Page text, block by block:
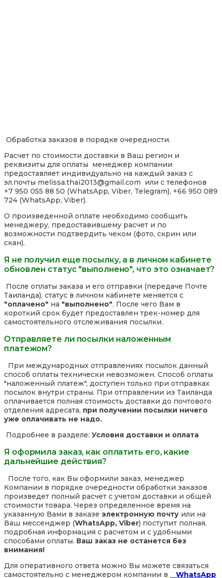
Обработка заказов в порядке очередности.
Расчет по стоимости доставки в Ваш регион и
реквизиты для оплаты менеджер компании
предоставляет индивидуально на каждый заказ с
эл.почты melissa.thai2013@gmail.com или с телефонов
+7 950 055 88 50 (WhatsApp, Viber, Telegram), +66 950 089
724 (WhatsApp, Viber).
О произведенной оплате необходимо сообщить
менеджеру, предоставившему расчет и по
возможности подтвердить чеком (фото, скрин или
скан).
Я не получил еще посылку, а в личном кабинете
обновлен статус "выполнено", что это означает?
После оплаты заказа и его отправки (передаче Почте
Таиланда), статус в личном кабинете меняется с
"оплачено" на "выполнено". После чего Вам в
короткий срок будет предоставлен трек-номер для
самостоятельного отслеживания посылки.
Отправляете ли посылки наложенным
платежом?
При международных отправлениях посылок данный
способ оплаты технически невозможен. Способ оплаты
"наложенный платеж", доступен только при отправках
посылок внутри страны. При отправлении из Таиланда
оплачивается полная стоимость доставки до почтового
отделения адресата, при получении посылки ничего
уже оплачивать не надо.
Подробнее в разделе: Условия доставки и оплата
Я оформила заказ, как оплатить его, какие
дальнейшие действия?
После того, как Вы оформили заказ, менеджер
Компании в порядке очередности обработки заказов
произведет полный расчет с учетом доставки и общей
стоимости товара. Через определенное время на
указанную Вами в заказе электронную почту или на
Ваш мессенджер (WhatsApp, Viber) поступит полная,
подробная информация с расчетом и с удобными
способами оплаты. Ваш заказ не останется без
внимания!
Для оперативного ответа можно Вы можете связаться
самостоятельно с менеджером компании в
WhatsApp